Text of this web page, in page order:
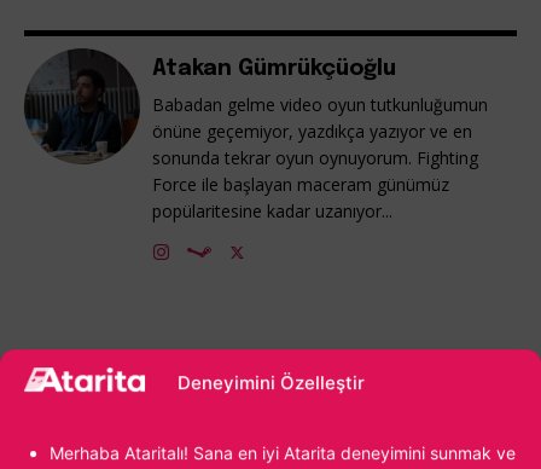
Deneyimini Özelleştir
Merhaba Ataritalı! Sana en iyi Atarita deneyimini sunmak ve
Atakan Gümrükçüoğlu
Babadan gelme video oyun tutkunluğumun
önüne geçemiyor, yazdıkça yazıyor ve en
sonunda tekrar oyun oynuyorum. Fighting
Force ile başlayan maceram günümüz
popülaritesine kadar uzanıyor...